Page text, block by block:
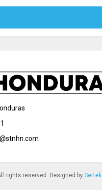
rights reserved. Designed bySertek